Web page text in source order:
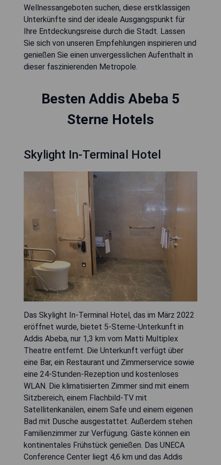
Wellnessangeboten suchen, diese erstklassigen
Unterkünfte sind der ideale Ausgangspunkt für
Ihre Entdeckungsreise durch die Stadt. Lassen
Sie sich von unseren Empfehlungen inspirieren und
genießen Sie einen unvergesslichen Aufenthalt in
dieser faszinierenden Metropole.
Besten Addis Abeba 5
Sterne Hotels
Skylight In-Terminal Hotel
Das Skylight In-Terminal Hotel, das im März 2022
eröffnet wurde, bietet 5-Sterne-Unterkunft in
Addis Abeba, nur 1,3 km vom Matti Multiplex
Theatre entfernt. Die Unterkunft verfügt über
eine Bar, ein Restaurant und Zimmerservice sowie
eine 24-Stunden-Rezeption und kostenloses
WLAN. Die klimatisierten Zimmer sind mit einem
Sitzbereich, einem Flachbild-TV mit
Satellitenkanälen, einem Safe und einem eigenen
Bad mit Dusche ausgestattet. Außerdem stehen
Familienzimmer zur Verfügung. Gäste können ein
kontinentales Frühstück genießen. Das UNECA
Conference Center liegt 4,6 km und das Addis